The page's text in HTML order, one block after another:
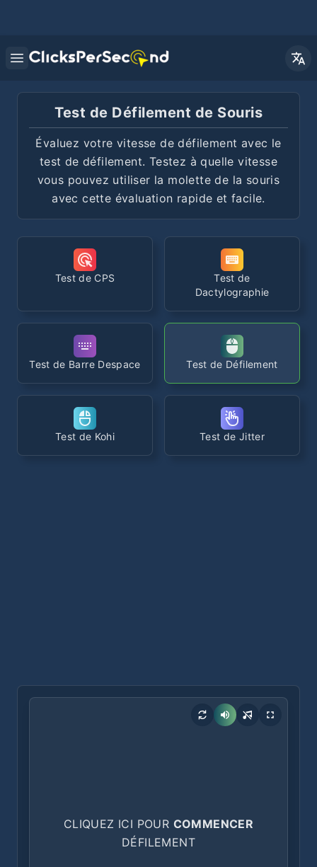
Open main menu
Test de Défilement de Souris
Évaluez votre vitesse de défilement avec le
test de défilement. Testez à quelle vitesse
vous pouvez utiliser la molette de la souris
avec cette évaluation rapide et facile.
Test de CPS
Test de
Dactylographie
Test de Barre Despace Test de Défilement
Test de Kohi Test de Jitter
CLIQUEZ ICI POUR COMMENCER
DÉFILEMENT